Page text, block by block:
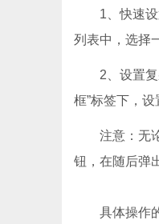
1、快速设置
列表中，选择
2、设置复杂
框”标签下，设
注意：无论
钮，在随后弹
具体操作的